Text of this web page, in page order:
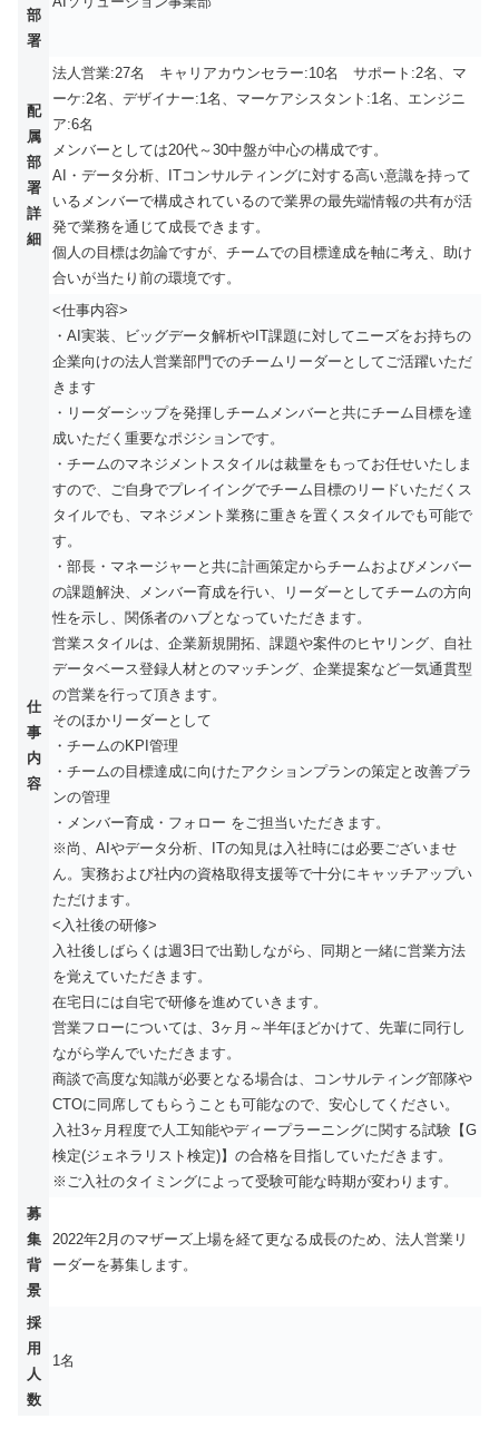
部
署
配
属
部
署
詳
細
法人営業:27名 キャリアカウンセラー:10名 サポート:2名、マ
ーケ:2名、デザイナー:1名、マーケアシスタント:1名、エンジニ
ア:6名
メンバーとしては20代～30中盤が中心の構成です。
AI・データ分析、ITコンサルティングに対する高い意識を持って
いるメンバーで構成されているので業界の最先端情報の共有が活
発で業務を通じて成長できます。
個人の目標は勿論ですが、チームでの目標達成を軸に考え、助け
合いが当たり前の環境です。
仕
事
内
容
<仕事内容>
・AI実装、ビッグデータ解析やIT課題に対してニーズをお持ちの
企業向けの法人営業部門でのチームリーダーとしてご活躍いただ
きます
・リーダーシップを発揮しチームメンバーと共にチーム目標を達
成いただく重要なポジションです。
・チームのマネジメントスタイルは裁量をもってお任せいたしま
すので、ご自身でプレイイングでチーム目標のリードいただくス
タイルでも、マネジメント業務に重きを置くスタイルでも可能で
す。
・部長・マネージャーと共に計画策定からチームおよびメンバー
の課題解決、メンバー育成を行い、リーダーとしてチームの方向
性を示し、関係者のハブとなっていただきます。
営業スタイルは、企業新規開拓、課題や案件のヒヤリング、自社
データベース登録人材とのマッチング、企業提案など一気通貫型
の営業を行って頂きます。
そのほかリーダーとして
・チームのKPI管理
・チームの目標達成に向けたアクションプランの策定と改善プラ
ンの管理
・メンバー育成・フォロー をご担当いただきます。
※尚、AIやデータ分析、ITの知見は入社時には必要ございませ
ん。実務および社内の資格取得支援等で十分にキャッチアップい
ただけます。
<入社後の研修>
入社後しばらくは週3日で出勤しながら、同期と一緒に営業方法
を覚えていただきます。
在宅日には自宅で研修を進めていきます。
営業フローについては、3ヶ月～半年ほどかけて、先輩に同行し
ながら学んでいただきます。
商談で高度な知識が必要となる場合は、コンサルティング部隊や
CTOに同席してもらうことも可能なので、安心してください。
入社3ヶ月程度で人工知能やディープラーニングに関する試験【G
検定(ジェネラリスト検定)】の合格を目指していただきます。
※ご入社のタイミングによって受験可能な時期が変わります。
募
集
背
景
2022年2月のマザーズ上場を経て更なる成長のため、法人営業リ
ーダーを募集します。
採
用
人
数
1名